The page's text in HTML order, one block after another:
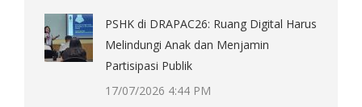
PSHK di DRAPAC26: Ruang Digital Harus
Melindungi Anak dan Menjamin
Partisipasi Publik
17/07/2026 4:44 PM